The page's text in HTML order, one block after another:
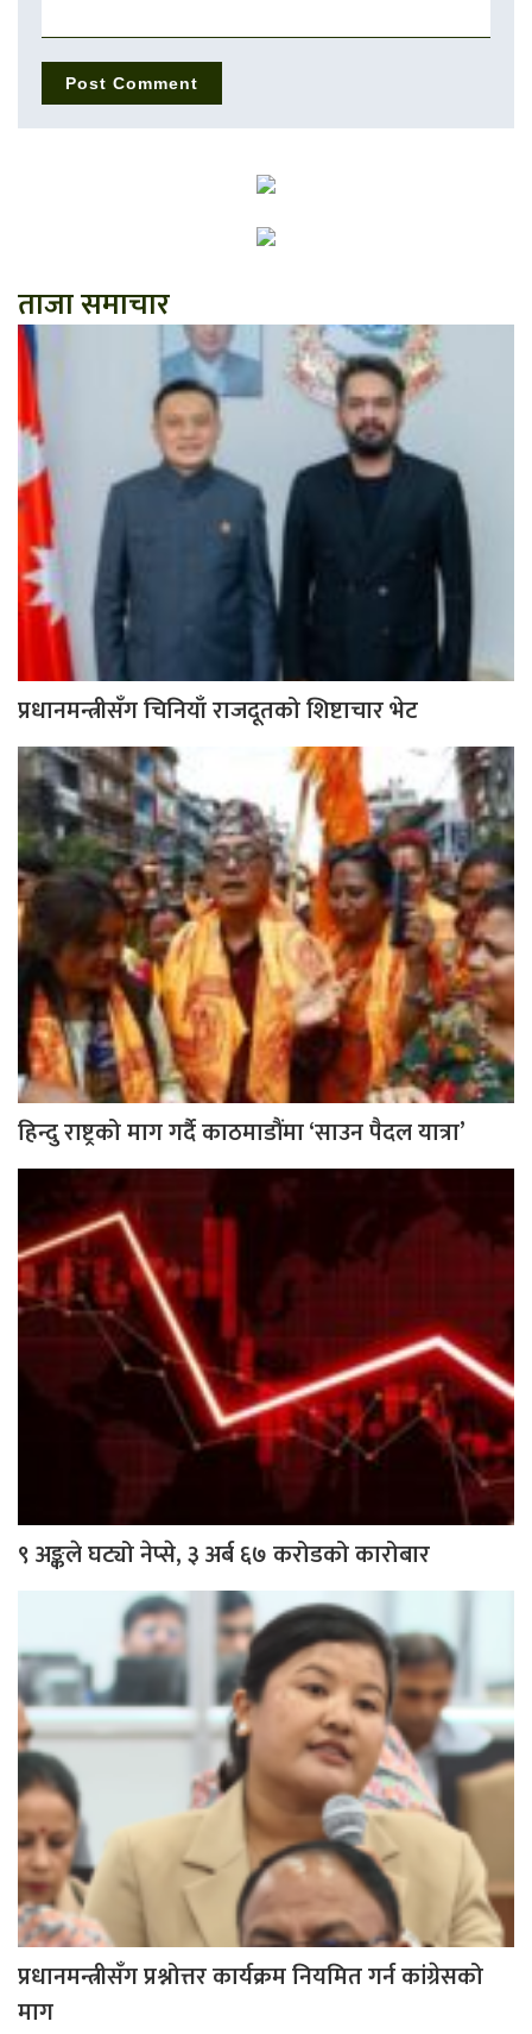
ताजा समाचार
प्रधानमन्त्रीसँग चिनियाँ राजदूतको शिष्टाचार भेट
हिन्दु राष्ट्रको माग गर्दै काठमाडौंमा ‘साउन पैदल यात्रा’
९ अङ्कले घट्यो नेप्से, ३ अर्ब ६७ करोडको कारोबार
प्रधानमन्त्रीसँग प्रश्नोत्तर कार्यक्रम नियमित गर्न कांग्रेसको
माग